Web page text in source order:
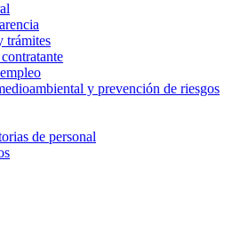
trámites
y prevención de riesgos
de personal